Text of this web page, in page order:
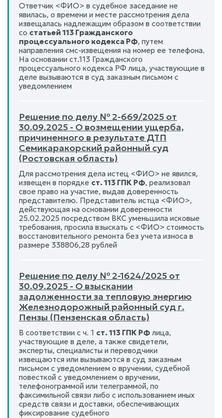
Ответчик <ФИО> в судебное заседание не
явилась, о времени и месте рассмотрения дела
извещалась надлежащим образом в соответствии
со статьей 113 Гражданского
процессуального кодекса РФ, путем
направления смс-извещения на номер ее телефона.
На основании ст.113 Гражданского
процессуального кодекса РФ лица, участвующие в
деле вызываются в суд заказным письмом с
уведомлением
Решение по делу № 2-669/2025 от
30.09.2025 - О возмещении ущерба,
причиненного в результате ДТП
Семикаракорский районный суд
(Ростовская область)
Для рассмотрения дела истец <ФИО> не явился,
извещен в порядке ст. 113 ГПК РФ, реализовал
свое право на участие, выдав доверенность
представителю. Представитель истца <ФИО>,
действующая на основании доверенности
25.02.2025 посредством ВКС уменьшила исковые
требования, просила взыскать с <ФИО> стоимость
восстановительного ремонта без учета износа в
размере 338806,28 рублей
Решение по делу № 2-1624/2025 от
30.09.2025 - О взыскании
задолженности за тепловую энергию
Железнодорожный районный суд г.
Пензы (Пензенская область)
В соответствии с ч. 1 ст. 113 ГПК РФ лица,
участвующие в деле, а также свидетели,
эксперты, специалисты и переводчики
извещаются или вызываются в суд заказным
письмом с уведомлением о вручении, судебной
повесткой с уведомлением о вручении,
телефонограммой или телеграммой, по
факсимильной связи либо с использованием иных
средств связи и доставки, обеспечивающих
фиксирование судебного